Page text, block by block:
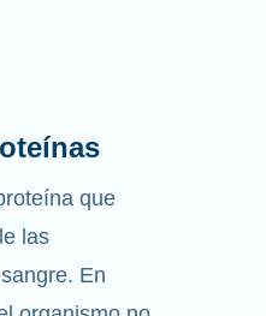
que
las
En